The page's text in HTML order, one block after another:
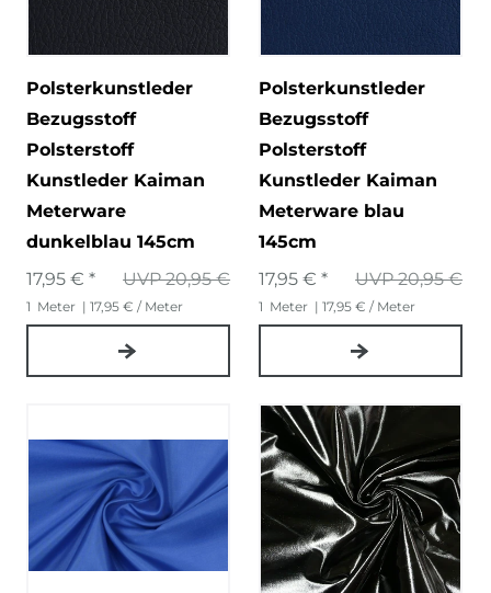
Polsterkunstleder
Bezugsstoff
Polsterstoff
Kunstleder Kaiman
Meterware
dunkelblau 145cm
UVP 20,95 €
17,95 € *
1 Meter | 17,95 € / Meter
Polsterkunstleder
Bezugsstoff
Polsterstoff
Kunstleder Kaiman
Meterware blau
145cm
UVP 20,95 €
17,95 € *
1 Meter | 17,95 € / Meter